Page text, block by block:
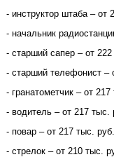
- инструктор штаба –
- начальник
- старший сапер – от
- старший телефонист –
- гранатометчик – от
- водитель – от 217 тыс.
- повар – от 217 тыс.
- стрелок – от 210 тыс.